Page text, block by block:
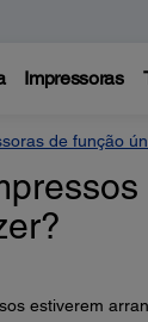
Impressoras
de função
estiverem